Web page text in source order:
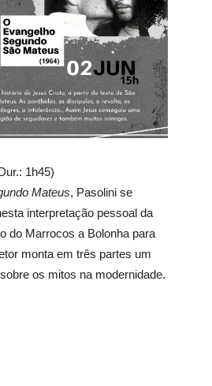
1h45)
Mateus, Pasolini se
interpretação pessoal da
do Marrocos a Bolonha para
monta em três partes um
os mitos na modernidade.